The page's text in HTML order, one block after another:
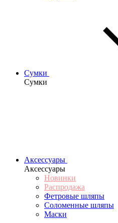
Сумки
Сумки
Аксессуары
Аксессуары
Новинки
Распродажа
Фетровые шляпы
Соломенные шляпы
Маски